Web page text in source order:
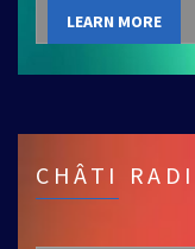
LEARN MORE
CHÂTI